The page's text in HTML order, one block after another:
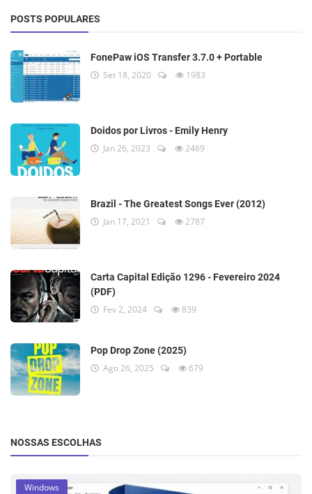
POSTS POPULARES
FonePaw iOS Transfer 3.7.0 + Portable
Set 18, 2020 1983
Doidos por Livros - Emily Henry
Jan 26, 2023 2469
Brazil - The Greatest Songs Ever (2012)
Jan 17, 2021 2787
Carta Capital Edição 1296 - Fevereiro 2024
(PDF)
Fev 2, 2024 839
Pop Drop Zone (2025)
Ago 26, 2025 679
NOSSAS ESCOLHAS
Windows